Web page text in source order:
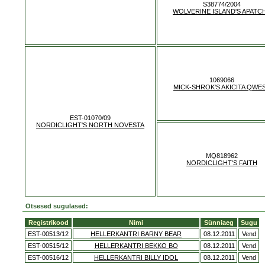
S38774/2004
WOLVERINE ISLAND'S
EST-01070/09
NORDICLIGHT'S NORTH NOVESTA
1069066
MICK-SHROK'S AKICITA
MQ818962
NORDICLIGHT'S FAITH
Otsesed sugulased:
Registrikood Nimi Sünniaeg
Sugu
EST-00513/12
HELLERKANTRI BARNY BEAR 08.12.2011
Vend
EST-00515/12
HELLERKANTRI BEKKO BO 08.12.2011
Vend
EST-00516/12
HELLERKANTRI BILLY IDOL 08.12.2011
Vend